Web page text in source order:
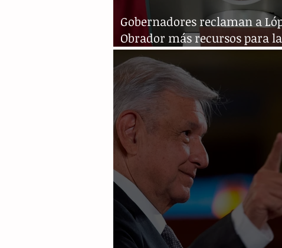
Gobernadores reclaman a
Obrador más recursos para la
pandemia